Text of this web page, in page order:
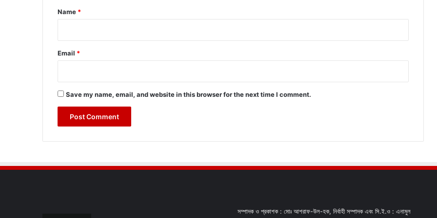
*
Name *
Email *
Save my name, email, and website in this browser for the next time I comment.
সম্পাদক ও প্রকাশক : মোঃ আশরাফ-উল-হক, নির্বাহী সম্পাদক এবং সি.ই.ও : এনামুল